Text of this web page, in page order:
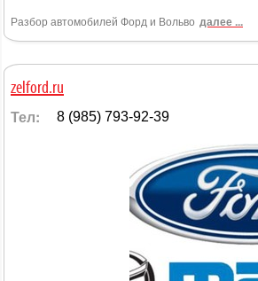
Разбор автомобилей Форд и Вольво далее ...
zelford.ru
Тел: 8 (985) 793-92-39